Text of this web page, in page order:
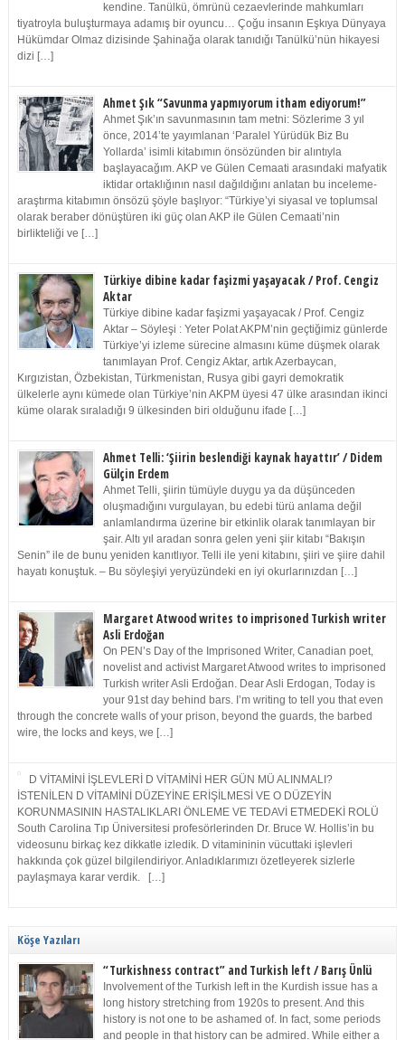
kendine. Tanülkü, ömrünü cezaevlerinde mahkumları
tiyatroyla buluşturmaya adamış bir oyuncu… Çoğu insanın Eşkıya Dünyaya
Hükümdar Olmaz dizisinde Şahinağa olarak tanıdığı Tanülkü’nün hikayesi
dizi […]
Ahmet Şık “Savunma yapmıyorum itham ediyorum!”
Ahmet Şık’ın savunmasının tam metni: Sözlerime 3 yıl
önce, 2014’te yayımlanan ‘Paralel Yürüdük Biz Bu
Yollarda’ isimli kitabımın önsözünden bir alıntıyla
başlayacağım. AKP ve Gülen Cemaati arasındaki mafyatik
iktidar ortaklığının nasıl dağıldığını anlatan bu inceleme-
araştırma kitabımın önsözü şöyle başlıyor: “Türkiye’yi siyasal ve toplumsal
olarak beraber dönüştüren iki güç olan AKP ile Gülen Cemaati’nin
birlikteliği ve […]
Türkiye dibine kadar faşizmi yaşayacak / Prof. Cengiz
Aktar
Türkiye dibine kadar faşizmi yaşayacak / Prof. Cengiz
Aktar – Söyleşi : Yeter Polat AKPM’nin geçtiğimiz günlerde
Türkiye’yi izleme sürecine almasını küme düşmek olarak
tanımlayan Prof. Cengiz Aktar, artık Azerbaycan,
Kırgızistan, Özbekistan, Türkmenistan, Rusya gibi gayri demokratik
ülkelerle aynı kümede olan Türkiye’nin AKPM üyesi 47 ülke arasından ikinci
küme olarak sıraladığı 9 ülkesinden biri olduğunu ifade […]
Ahmet Telli: ‘Şiirin beslendiği kaynak hayattır’ / Didem
Gülçin Erdem
Ahmet Telli, şiirin tümüyle duygu ya da düşünceden
oluşmadığını vurgulayan, bu edebi türü anlama değil
anlamlandırma üzerine bir etkinlik olarak tanımlayan bir
şair. Altı yıl aradan sonra gelen yeni şiir kitabı “Bakışın
Senin” ile de bunu yeniden kanıtlıyor. Telli ile yeni kitabını, şiiri ve şiire dahil
hayatı konuştuk. – Bu söyleşiyi yeryüzündeki en iyi okurlarınızdan […]
Margaret Atwood writes to imprisoned Turkish writer
Asli Erdoğan
On PEN’s Day of the Imprisoned Writer, Canadian poet,
novelist and activist Margaret Atwood writes to imprisoned
Turkish writer Asli Erdoğan. Dear Asli Erdogan, Today is
your 91st day behind bars. I’m writing to tell you that even
through the concrete walls of your prison, beyond the guards, the barbed
wire, the locks and keys, we […]
D VİTAMİNİ İŞLEVLERİ D VİTAMİNİ HER GÜN MÜ ALINMALI?
İSTENİLEN D VİTAMİNİ DÜZEYİNE ERİŞİLMESİ VE O DÜZEYİN
KORUNMASININ HASTALIKLARI ÖNLEME VE TEDAVİ ETMEDEKİ ROLÜ
South Carolina Tıp Üniversitesi profesörlerinden Dr. Bruce W. Hollis’in bu
videosunu birkaç kez dikkatle izledik. D vitamininin vücuttaki işlevleri
hakkında çok güzel bilgilendiriyor. Anladıklarımızı özetleyerek sizlerle
paylaşmaya karar verdik. […]
Köşe Yazıları
“Turkishness contract” and Turkish left / Barış Ünlü
Involvement of the Turkish left in the Kurdish issue has a
long history stretching from 1920s to present. And this
history is not one to be ashamed of. In fact, some periods
and people in that history can be admired. While either a